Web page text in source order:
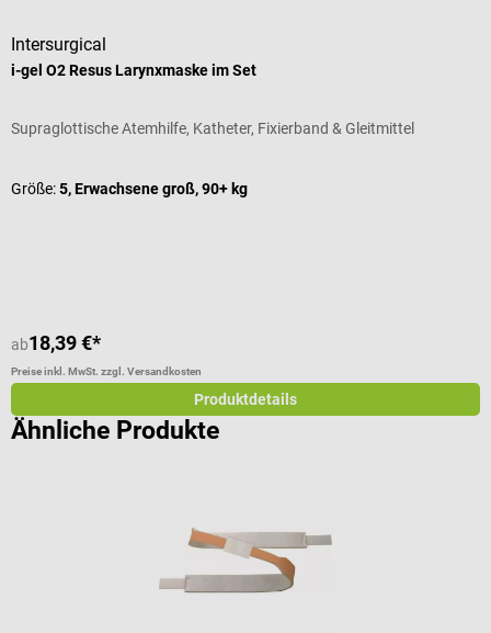
Intersurgical
i-gel O2 Resus Larynxmaske im Set
Supraglottische Atemhilfe, Katheter, Fixierband & Gleitmittel
Größe:5, Erwachsene groß, 90+ kg
ab18,39 €*
Preise inkl. MwSt. zzgl. Versandkosten
Produktdetails
Ähnliche Produkte